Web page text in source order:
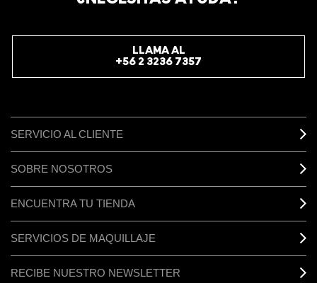
LLAMA AL
+56 2 3236 7357
SERVICIO AL CLIENTE
SOBRE NOSOTROS
ENCUENTRA TU TIENDA
SERVICIOS DE MAQUILLAJE
RECIBE NUESTRO NEWSLETTER